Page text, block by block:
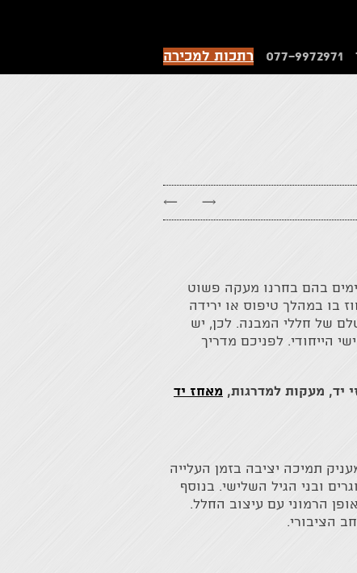
077-9972971 רתכות למכירה
→
←
בהם בחרנו מעקה פשוט
בו במהלך טיפוס או ירידה
של חללי המבנה. לכן, יש
הייחודי. לפניכם מדריך
יד, מעקות למדרגות, מאחז יד
תמיכה יציבה בזמן העלייה
ובני הגיל השלישי. בנוסף
הרמוני עם עיצוב החלל.
הציבורי.